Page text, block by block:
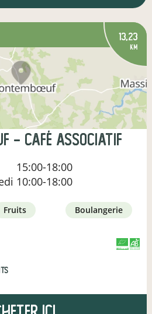
13,23
km
- Café associatif
15:00-18:00
10:00-18:00
fruits boulangerie
CERTIFIÉ PAR
AGRICULTURE FRANCE